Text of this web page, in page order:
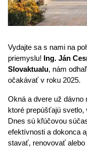
Vydajte sa s nami na
priemyslu!
Ing. Ján
Slovaktualu, nám
očakávať v roku 2025.
Okná a dvere už dávno
ktoré prepúšťajú
Dnes sú kľúčovou
efektívnosti a dokonca
stavať, renovovať alebo